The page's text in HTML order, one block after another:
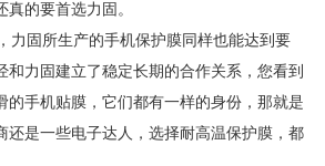
的要首选力固。
固所生产的手机保护膜同样也能达到要
和力固建立了稳定长期的合作关系，您看到
的手机贴膜，它们都有一样的身份，那就是
还是一些电子达人，选择耐高温保护膜，都